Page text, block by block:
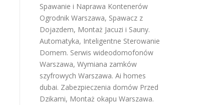
Spawanie i Naprawa Kontenerów
Ogrodnik Warszawa, Spawacz z
Dojazdem, Montaż Jacuzi i Sauny.
Automatyka, Inteligentne Sterowanie
Domem. Serwis wideodomofonów
Warszawa, Wymiana zamków
szyfrowych Warszawa. Ai homes
dubai. Zabezpieczenia domów Przed
Dzikami, Montaż okapu Warszawa.